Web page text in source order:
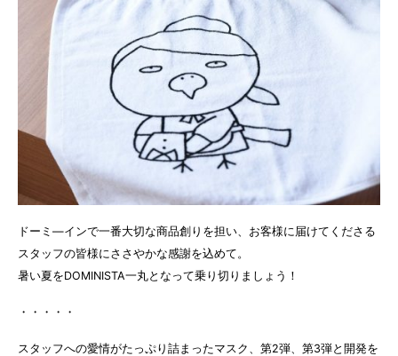
ドーミ―インで一番大切な商品創りを担い、お客様に届けてくださる
スタッフの皆様にささやかな感謝を込めて。
暑い夏をDOMINISTA一丸となって乗り切りましょう！
・・・・・
スタッフへの愛情がたっぷり詰まったマスク、第2弾、第3弾と開発を